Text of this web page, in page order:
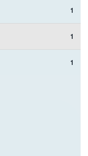
1
1
1